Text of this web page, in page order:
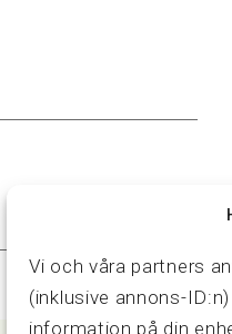
Vi och våra partners
(inklusive annons-
information på din